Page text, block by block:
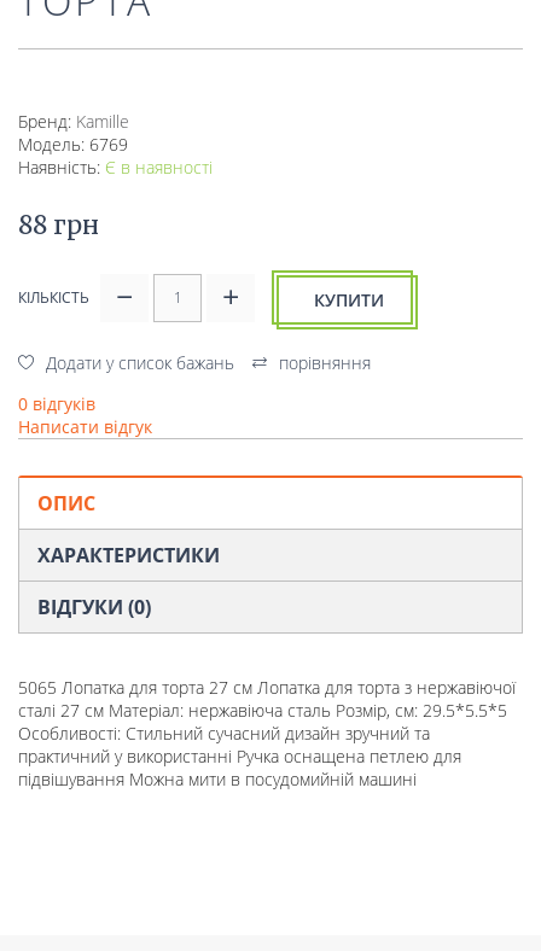
Бренд: Kamille
Модель: 6769
Наявність: Є в наявності
88 грн
КІЛЬКІСТЬ КУПИТИ
Додати у список бажань
порівняння
0 відгуків
Написати відгук
ОПИС
ХАРАКТЕРИСТИКИ
ВІДГУКИ (0)
5065 Лопатка для торта 27 см Лопатка для торта з нержавіючої
сталі 27 см Матеріал: нержавіюча сталь Розмір, см: 29.5*5.5*5
Особливості: Стильний сучасний дизайн зручний та
практичний у використанні Ручка оснащена петлею для
підвішування Можна мити в посудомийній машині